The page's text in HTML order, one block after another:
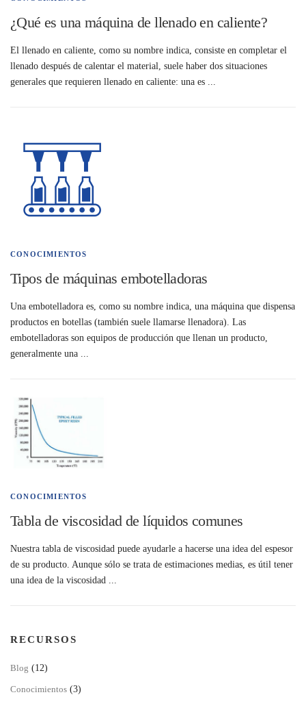
¿Qué es una máquina de llenado en caliente?
El llenado en caliente, como su nombre indica, consiste en completar el
llenado después de calentar el material, suele haber dos situaciones
generales que requieren llenado en caliente: una es ...
CONOCIMIENTOS
Tipos de máquinas embotelladoras
Una embotelladora es, como su nombre indica, una máquina que dispensa
productos en botellas (también suele llamarse llenadora). Las
embotelladoras son equipos de producción que llenan un producto,
generalmente una ...
CONOCIMIENTOS
Tabla de viscosidad de líquidos comunes
Nuestra tabla de viscosidad puede ayudarle a hacerse una idea del espesor
de su producto. Aunque sólo se trata de estimaciones medias, es útil tener
una idea de la viscosidad ...
RECURSOS
Blog (12)
Conocimientos (3)